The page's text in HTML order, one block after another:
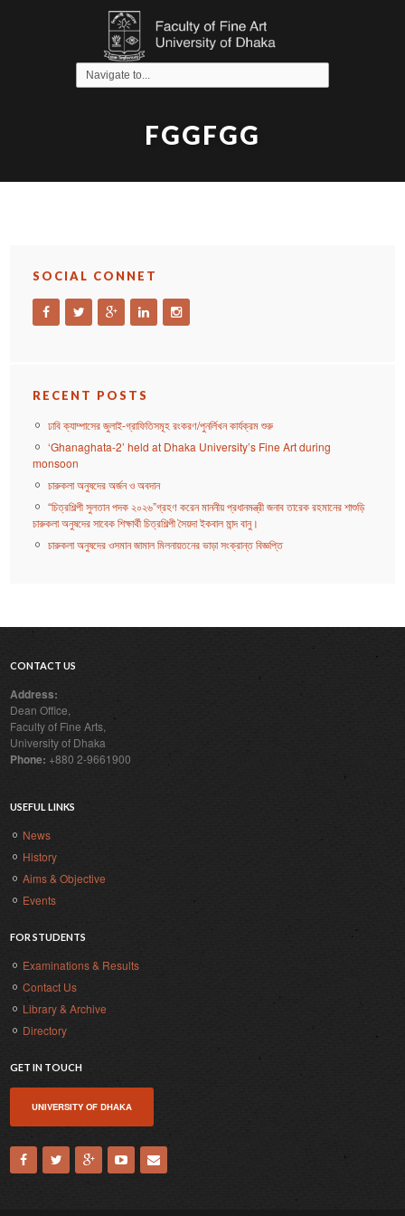
FGGFGG
SOCIAL CONNET
RECENT POSTS
ঢাবি ক্যাম্পাসের জুলাই-গ্রাফিতিসমূহ রংকরণ/পুনর্লিখন কার্যক্রম শুরু
‘Ghanaghata-2’ held at Dhaka University’s Fine Art during
monsoon
চারুকলা অনুষদের অর্জন ও অবদান
“চিত্রশিল্পী সুলতান পদক ২০২৬”গ্রহণ করেন মাননীয় প্রধানমন্ত্রী জনাব তারেক রহমানের শাশুড়ি
চারুকলা অনুষদের সাবেক শিক্ষার্থী চিত্রশিল্পী সৈয়দা ইকবাল মান্দ বানু।
চারুকলা অনুষদের ওসমান জামাল মিলনায়তনের ভাড়া সংক্রান্ত বিজ্ঞপ্তি
CONTACT US
Address:
Dean Office,
Faculty of Fine Arts,
University of Dhaka
Phone: +880 2-9661900
USEFUL LINKS
News
History
Aims & Objective
Events
FOR STUDENTS
Examinations & Results
Contact Us
Library & Archive
Directory
GET IN TOUCH
UNIVERSITY OF DHAKA